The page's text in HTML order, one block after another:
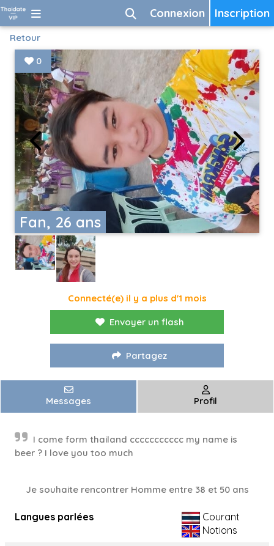
Inscription
Connexion
Retour
Fan, 26 ans
0
Connecté(e) il y a plus d'1 mois
Envoyer un flash
Partagez
Messages Profil
I come form thailand ccccccccccc my name is
beer ? I love you too much
Je souhaite rencontrer Homme entre 38 et 50 ans
Langues parlées
Courant
Notions